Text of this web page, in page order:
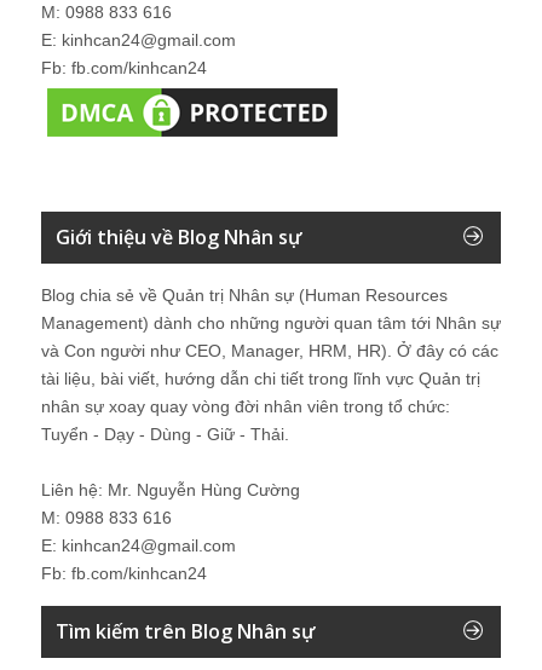
M: 0988 833 616
E: kinhcan24@gmail.com
Fb: fb.com/kinhcan24
Giới thiệu về Blog Nhân sự
Blog chia sẻ về Quản trị Nhân sự (Human Resources
Management) dành cho những người quan tâm tới Nhân sự
và Con người như CEO, Manager, HRM, HR). Ở đây có các
tài liệu, bài viết, hướng dẫn chi tiết trong lĩnh vực Quản trị
nhân sự xoay quay vòng đời nhân viên trong tổ chức:
Tuyển - Dạy - Dùng - Giữ - Thải.
Liên hệ: Mr. Nguyễn Hùng Cường
M: 0988 833 616
E: kinhcan24@gmail.com
Fb: fb.com/kinhcan24
Tìm kiếm trên Blog Nhân sự